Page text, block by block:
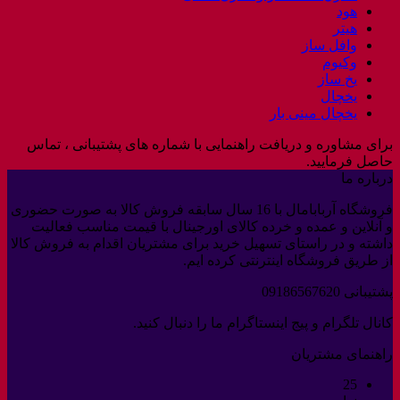
هود
هیتر
وافل ساز
وکیوم
یخ ساز
یخچال
یخچال مینی بار
برای مشاوره و دریافت راهنمایی با شماره های پشتیبانی ، تماس
حاصل فرمایید.
درباره ما
فروشگاه آربابامال با 16 سال سابقه فروش کالا به صورت حضوری
و آنلاین و عمده و خرده کالای اورجینال با قیمت مناسب فعالیت
داشته و در راستای تسهیل خرید برای مشتریان اقدام به فروش کالا
از طریق فروشگاه اینترنتی کرده ایم.
پشتیبانی 09186567620
کانال تلگرام و پیج اینستاگرام ما را دنبال کنید.
راهنمای مشتریان
25